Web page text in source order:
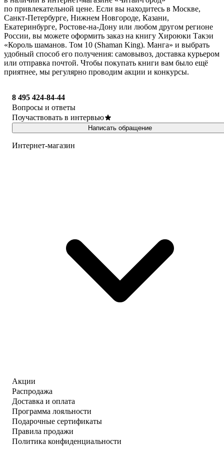
по привлекательной цене. Если вы находитесь в Москве,
Санкт-Петербурге, Нижнем Новгороде, Казани,
Екатеринбурге, Ростове-на-Дону или любом другом регионе
России, вы можете оформить заказ на книгу Хироюки Такэи
«Король шаманов. Том 10 (Shaman King). Манга» и выбрать
удобный способ его получения: самовывоз, доставка курьером
или отправка почтой. Чтобы покупать книги вам было ещё
приятнее, мы регулярно проводим акции и конкурсы.
8 495 424-84-44
Вопросы и ответы
Поучаствовать в интервью
Написать обращение
Интернет-магазин
Акции
Распродажа
Доставка и оплата
Программа лояльности
Подарочные сертификаты
Правила продажи
Политика конфиденциальности